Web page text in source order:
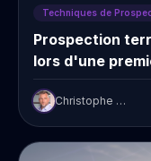
Techniques de
Prospection
lors d'une
Christophe Prudent